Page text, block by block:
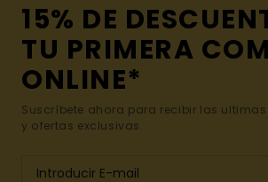
15% DE
TU PRIMERA
ONLINE*
Suscríbete ahora para recibir las
y ofertas exclusivas.